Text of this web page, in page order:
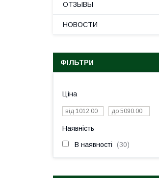
ОТЗЫВЫ
НОВОСТИ
ФІЛЬТРИ
Ціна
Наявність
В наявності 30